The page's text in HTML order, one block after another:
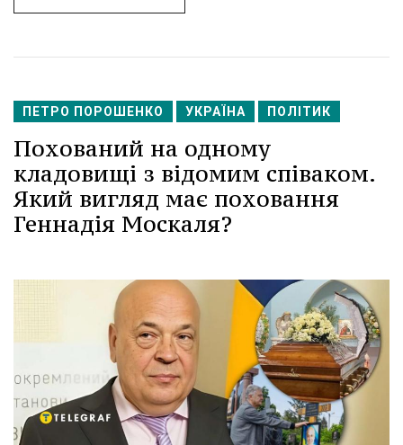
ПЕТРО ПОРОШЕНКО УКРАЇНА ПОЛІТИК
Похований на одному
кладовищі з відомим співаком.
Який вигляд має поховання
Геннадія Москаля?